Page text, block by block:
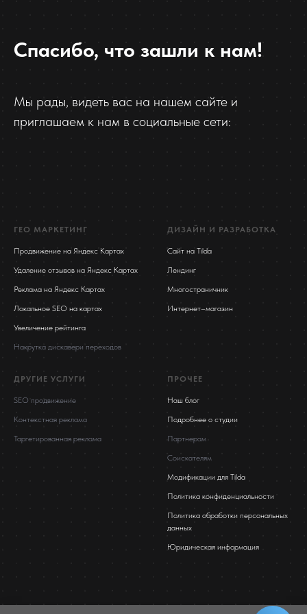
Спасибо, что зашли к нам!
Мы рады, видеть вас на нашем сайте и
приглашаем к нам в социальные сети:
ГЕО МАРКЕТИНГ
Продвижение на Яндекс Картах
Удаление отзывов на Яндекс Картах
Реклама на Яндекс Картах
Локальное SEO на картах
Увеличение рейтинга
Накрутка дискавери переходов
ДИЗАЙН И РАЗРАБОТКА
Сайт на Tilda
Лендинг
Многостраничник
Интернет–магазин
ДРУГИЕ УСЛУГИ
SEO продвижение
Контекстная реклама
Таргетированная реклама
ПРОЧЕЕ
Наш блог
Подробнее о студии
Партнерам
Соискателям
Модификации для Tilda
Политика конфиденциальности
Политика обработки персональных
данных
Юридическая информация